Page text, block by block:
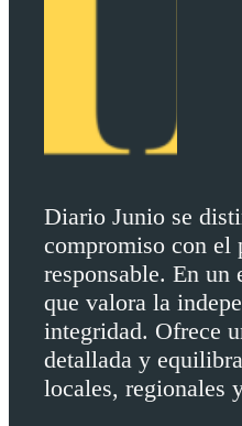
Diario Junio se
compromiso con
responsable. En un
que valora la
integridad. Ofrece
detallada y
locales, regionales